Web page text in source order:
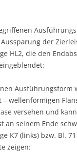
der
HL2, die den
wellenförmigen
versehen und
an seinem Ende
K7 (links) bzw. Bl.
zeigen: